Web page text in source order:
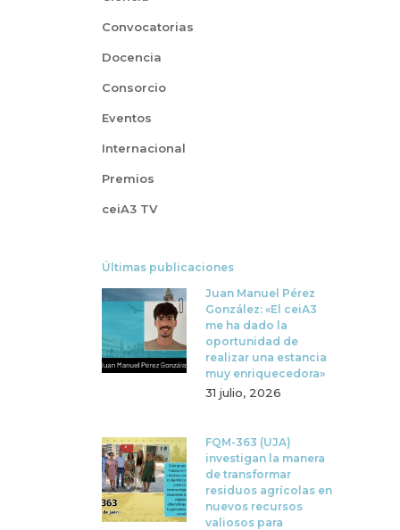
Convocatorias
Docencia
Consorcio
Eventos
Internacional
Premios
ceiA3 TV
Últimas publicaciones
Juan Manuel Pérez
González: «El ceiA3
me ha dado la
oportunidad de
realizar una estancia
muy enriquecedora»
31 julio, 2026
FQM-363 (UJA)
investigan la manera
de transformar
residuos agrícolas en
nuevos recursos
valiosos para